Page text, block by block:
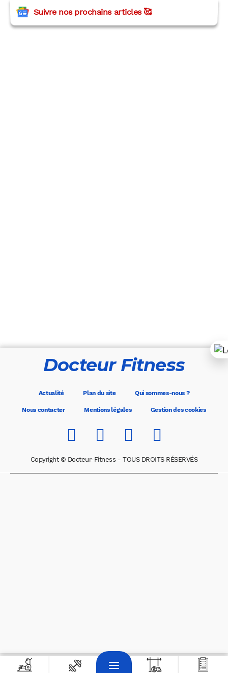
Suivre nos prochains articles 🥰
Docteur Fitness
Actualité Plan du site Qui sommes-nous ?
Nous contacter Mentions légales Gestion des cookies
Copyright © Docteur-Fitness - TOUS DROITS RÉSERVÉS